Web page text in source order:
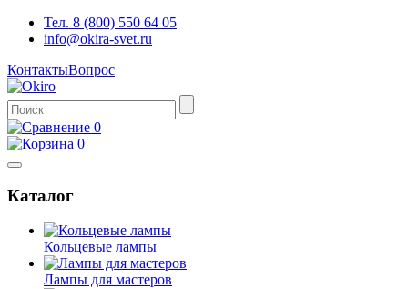
Тел. 8 (800) 550 64 05
info@okira-svet.ru
КонтактыВопрос
0
0
Каталог
Кольцевые лампы
Лампы для мастеров